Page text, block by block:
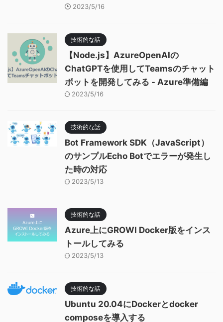
2023/5/16
技術的な話
【Node.js】AzureOpenAIの
ChatGPTを使用してTeamsのチャット
ボットを開発してみる - Azure準備編
2023/5/16
技術的な話
Bot Framework SDK（JavaScript）
のサンプルEcho Botでエラーが発生し
た時の対応
2023/5/13
技術的な話
Azure上にGROWI Docker版をインス
トールしてみる
2023/5/13
技術的な話
Ubuntu 20.04にDockerとdocker
composeを導入する